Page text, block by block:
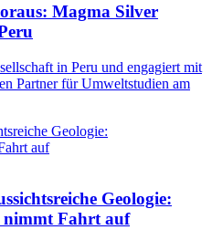
Magma Silver
in Peru und engagiert mit
Partner für Umweltstudien am
Geologie:
nimmt Fahrt auf